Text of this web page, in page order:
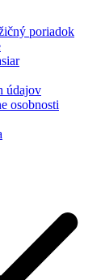
poriadok
údajov
osobnosti